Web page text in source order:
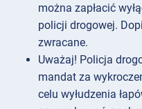
można zapłacić
policji drogowej.
zwracane.
Uważaj! Policja
mandat za
celu wyłudzenia